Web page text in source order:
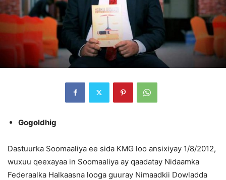
Gogoldhig
Dastuurka Soomaaliya ee sida KMG loo ansixiyay 1/8/2012,
wuxuu qeexayaa in Soomaaliya ay qaadatay Nidaamka
Federaalka Halkaasna looga guuray Nimaadkii Dowladda